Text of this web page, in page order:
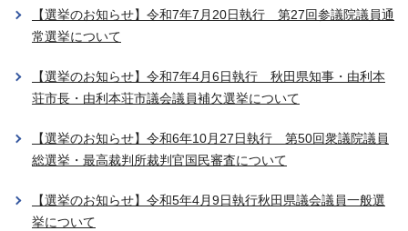
【選挙のお知らせ】令和7年7月20日執行 第27回参議院議員通
常選挙について
【選挙のお知らせ】令和7年4月6日執行 秋田県知事・由利本
荘市長・由利本荘市議会議員補欠選挙について
【選挙のお知らせ】令和6年10月27日執行 第50回衆議院議員
総選挙・最高裁判所裁判官国民審査について
【選挙のお知らせ】令和5年4月9日執行秋田県議会議員一般選
挙について